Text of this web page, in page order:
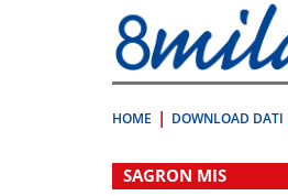
direttamente
a:
Contenuto
HOME DOWNLOAD DATI
.
SAGRON MIS